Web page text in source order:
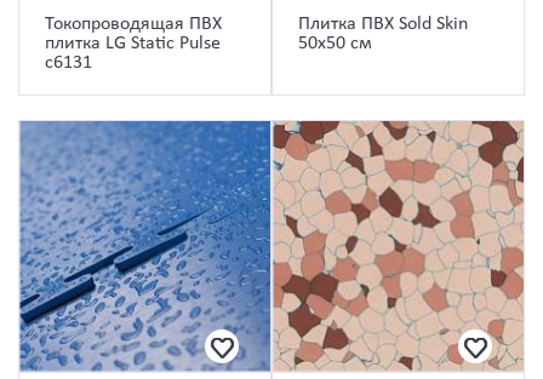
Токопроводящая ПВХ
плитка LG Static Pulse
c6131
Плитка ПВХ Sold Skin
50х50 см